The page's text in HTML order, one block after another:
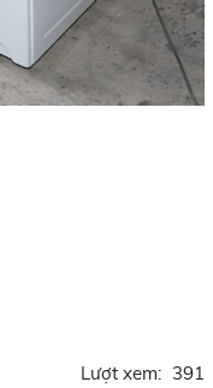
Lượt xem: 391